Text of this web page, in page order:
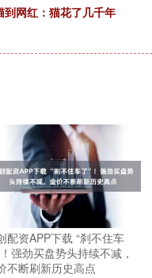
网红：猫花了几千年
配资APP下载 “刹不住车
强劲买盘势头持续不减，
不断刷新历史高点